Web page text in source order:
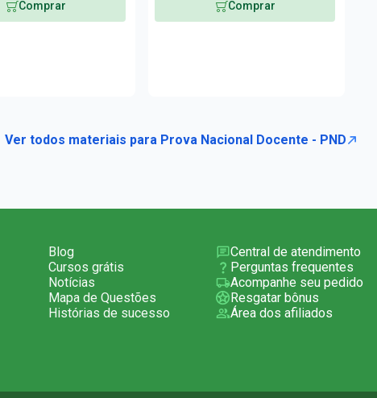
Comprar Comprar
Ver todos materiais para Prova Nacional Docente - PND
Blog
Cursos grátis
Notícias
Mapa de Questões
Histórias de sucesso
Central de atendimento
Perguntas frequentes
Acompanhe seu pedido
Resgatar bônus
Área dos afiliados